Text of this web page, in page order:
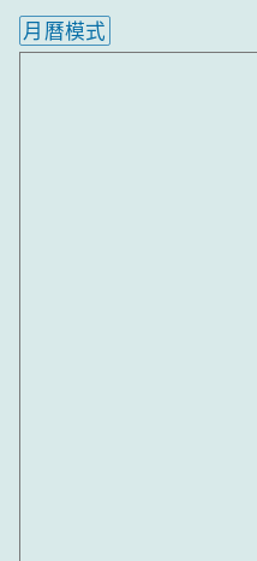
月曆模式